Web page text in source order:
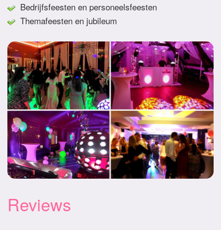
Bedrijfsfeesten en personeelsfeesten
Themafeesten en jubileum
Reviews